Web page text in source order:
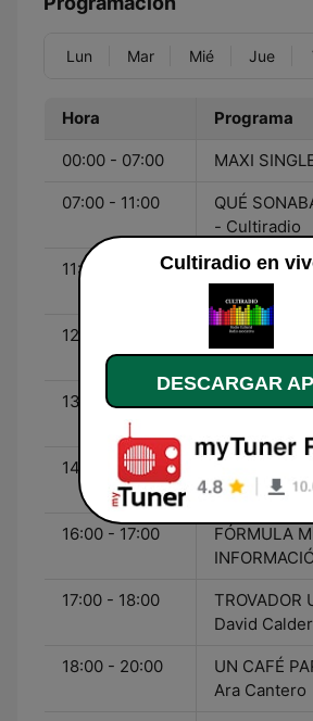
Lun Mar Mié Jue
Hora Programa
00:00 - 07:00 MAXI
07:00 - 11:00
QUÉ
- Cultiradio
11:00 - 12:00
EN BOCA
12:00 - 13:00
DOS
Con Vicente
13:00 - 14:00
ONDA
14:00 - 16:00
80 JOYAS -
Campillos
16:00 - 17:00
FÓRMULA
17:00 - 18:00
TROVADOR
David
18:00 - 20:00
UN CAFÉ
Ara Cantero
Cultiradio en
DESCARGAR